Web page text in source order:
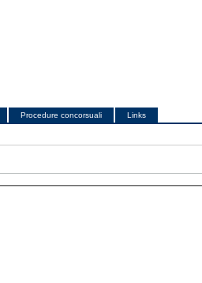
Procedure concorsuali Links